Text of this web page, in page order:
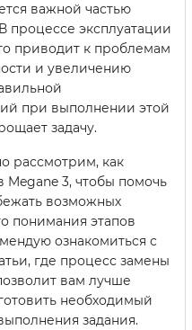
важной частью
процессе эксплуатации
приводит к проблемам
и увеличению
при выполнении этой
задачу.
рассмотрим, как
Megane 3, чтобы помочь
возможных
понимания этапов
ознакомиться с
где процесс замены
вам лучше
необходимый
задания.